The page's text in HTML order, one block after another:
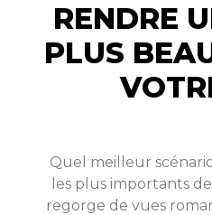
RENDRE
PLUS
Quel meilleur
les plus importants
regorge de vues